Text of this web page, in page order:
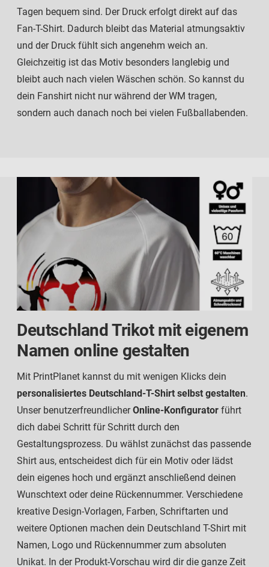
Tagen bequem sind. Der Druck erfolgt direkt auf das
Fan-T-Shirt. Dadurch bleibt das Material atmungsaktiv
und der Druck fühlt sich angenehm weich an.
Gleichzeitig ist das Motiv besonders langlebig und
bleibt auch nach vielen Wäschen schön. So kannst du
dein Fanshirt nicht nur während der WM tragen,
sondern auch danach noch bei vielen Fußballabenden.
Deutschland Trikot mit eigenem
Namen online gestalten
Mit PrintPlanet kannst du mit wenigen Klicks dein
personalisiertes Deutschland-T-Shirt selbst gestalten.
Unser benutzerfreundlicherOnline-Konfigurator führt
dich dabei Schritt für Schritt durch den
Gestaltungsprozess. Du wählst zunächst das passende
Shirt aus, entscheidest dich für ein Motiv oder lädst
dein eigenes hoch und ergänzt anschließend deinen
Wunschtext oder deine Rückennummer. Verschiedene
kreative Design-Vorlagen, Farben, Schriftarten und
weitere Optionen machen dein Deutschland T-Shirt mit
Namen, Logo und Rückennummer zum absoluten
Unikat. In der Produkt-Vorschau wird dir die ganze Zeit